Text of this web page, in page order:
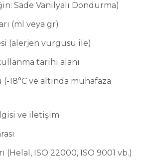
Sade Vanilyalı Dondurma)
(ml veya gr)
(alerjen vurgusu ile)
tarihi alanı
18°C ve altında muhafaza
ve iletişim
(Helal, ISO 22000, ISO 9001 vb.)